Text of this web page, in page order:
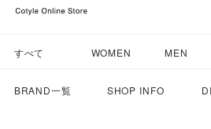
すべて WOMEN MEN
BRAND一覧 SHOP INFO